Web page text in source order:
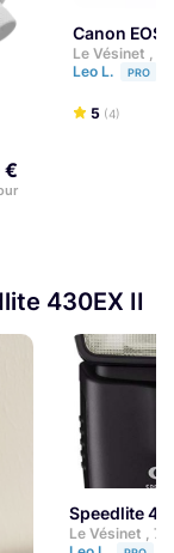
€
Canon EOS
Le Vésinet ,
Leo L.
PRO
5 (4)
430EX II
Speedlite
Le Vésinet ,